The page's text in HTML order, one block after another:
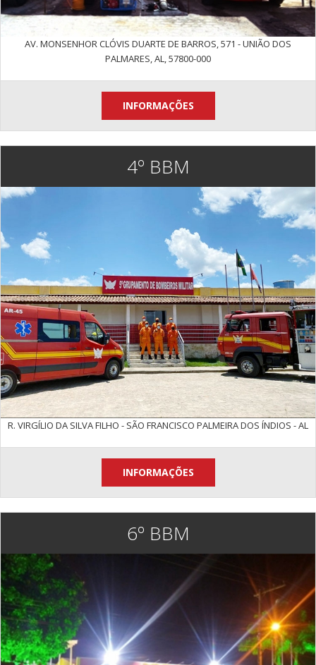
AV. MONSENHOR CLÓVIS DUARTE DE BARROS, 571 - UNIÃO DOS
PALMARES, AL, 57800-000
INFORMAÇÕES
4º BBM
R. VIRGÍLIO DA SILVA FILHO - SÃO FRANCISCO PALMEIRA DOS ÍNDIOS - AL
INFORMAÇÕES
6º BBM